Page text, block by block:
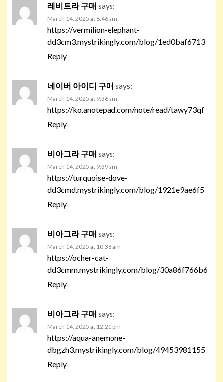
레비트라 구매 says:
March 14, 2025 at 8:46 am
https://vermilion-elephant-
dd3cm3.mystrikingly.com/blog/1ed0baf6713
Reply
네이버 아이디 구매 says:
March 14, 2025 at 9:36 am
https://ko.anotepad.com/note/read/tawy73qf
Reply
비아그라 구매 says:
March 14, 2025 at 9:39 am
https://turquoise-dove-
dd3cmd.mystrikingly.com/blog/1921e9ae6f5
Reply
비아그라 구매 says:
March 14, 2025 at 10:36 am
https://ocher-cat-
dd3cmm.mystrikingly.com/blog/30a86f766b6
Reply
비아그라 구매 says:
March 14, 2025 at 12:20 pm
https://aqua-anemone-
dbgzh3.mystrikingly.com/blog/49453981155
Reply